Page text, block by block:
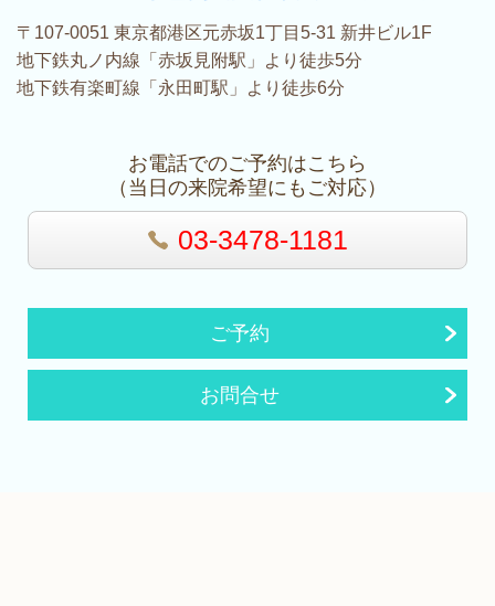
〒107-0051 東京都港区元赤坂1丁目5-31 新井ビル1F
地下鉄丸ノ内線「赤坂見附駅」より徒歩5分
地下鉄有楽町線「永田町駅」より徒歩6分
お電話でのご予約はこちら
（当日の来院希望にもご対応）
03-3478-1181
ご予約
お問合せ